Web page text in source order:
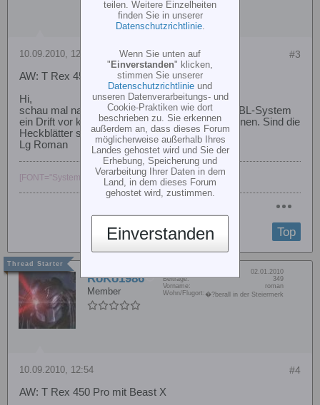
#3
10.09.2010, 12:47
AW: T Rex 450 Pro mit Beast X
Hi,
schau mal nach Vibrationen. Wenn bei einem FBL-System
ein Drift vor kommt, dann sind es meist Vibrationen. Sind die
Heckblätter sauber gewuchtet?
Lg Roman
[FONT="System"]Banshee 850 [/FONT]
Top
RoKo1986
Member
02.01.2010
Beiträge:
349
Vorname:
roman
Wohn/Flugort: �?berall in der Steiermerk
#4
10.09.2010, 12:54
AW: T Rex 450 Pro mit Beast X
teilen. Weitere Einzelheiten
finden Sie in unserer
Datenschutzrichtlinie.
Wenn Sie unten auf
"Einverstanden" klicken,
stimmen Sie unserer
Datenschutzrichtlinie und
unseren Datenverarbeitungs- und
Cookie-Praktiken wie dort
beschrieben zu. Sie erkennen
außerdem an, dass dieses Forum
möglicherweise außerhalb Ihres
Landes gehostet wird und Sie der
Erhebung, Speicherung und
Verarbeitung Ihrer Daten in dem
Land, in dem dieses Forum
gehostet wird, zustimmen.
Einverstanden